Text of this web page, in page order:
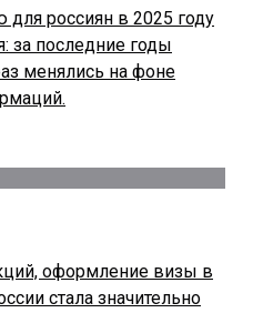
россиян в 2025 году
за последние годы
менялись на фоне
оформление визы в
стала значительно